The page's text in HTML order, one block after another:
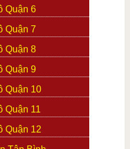
Quận 6
Quận 7
Quận 8
Quận 9
Quận 10
Quận 11
Quận 12